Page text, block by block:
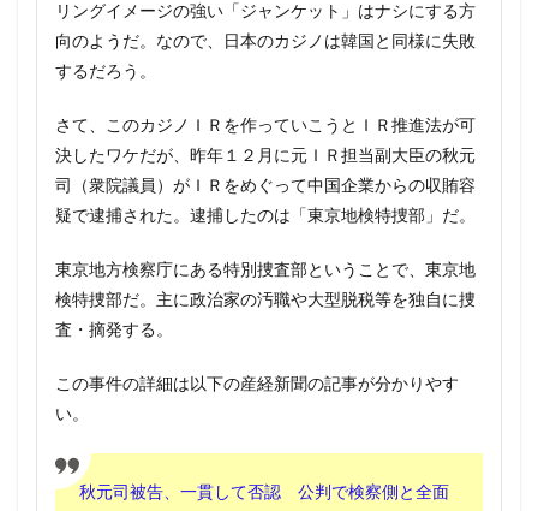
リングイメージの強い「ジャンケット」はナシにする方
向のようだ。なので、日本のカジノは韓国と同様に失敗
するだろう。
さて、このカジノＩＲを作っていこうとＩＲ推進法が可
決したワケだが、昨年１２月に元ＩＲ担当副大臣の秋元
司（衆院議員）がＩＲをめぐって中国企業からの収賄容
疑で逮捕された。逮捕したのは「東京地検特捜部」だ。
東京地方検察庁にある特別捜査部ということで、東京地
検特捜部だ。主に政治家の汚職や大型脱税等を独自に捜
査・摘発する。
この事件の詳細は以下の産経新聞の記事が分かりやす
い。
秋元司被告、一貫して否認 公判で検察側と全面